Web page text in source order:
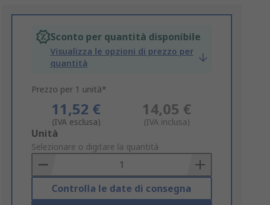
Sconto per quantità disponibile
Visualizza le opzioni di prezzo per
quantità
Prezzo per 1 unità*
11,52 €
(IVA esclusa)
14,05 €
(IVA inclusa)
Add
to
Basket
Unità
Selezionare o digitare la quantità
Controlla le date di consegna